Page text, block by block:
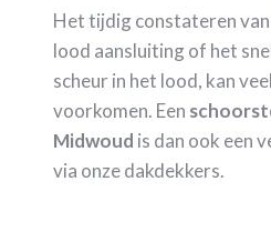
Het tijdig constateren
lood aansluiting of het
scheur in het lood, kan
voorkomen. Een
Midwoud is dan ook een
via onze dakdekkers.